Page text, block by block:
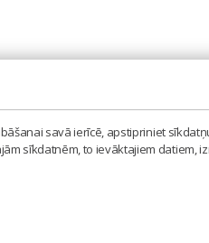
savā ierīcē, apstipriniet
sīkdatnēm, to ievāktajiem datiem,